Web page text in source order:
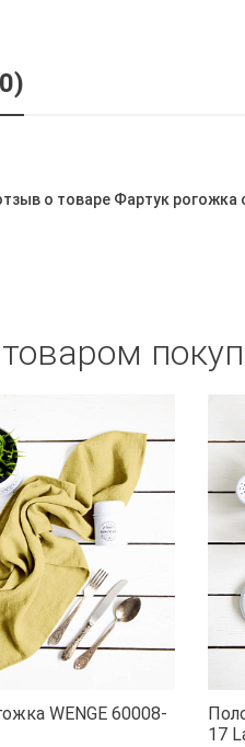
о товаре Фартук рогожка
WENGE 60008-
17